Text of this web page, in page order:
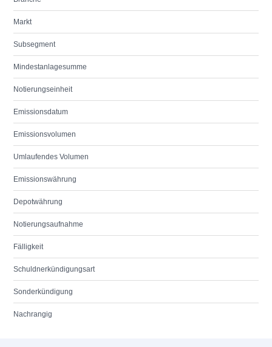
Markt
Subsegment
Mindestanlagesumme
Notierungseinheit
Emissionsdatum
Emissionsvolumen
Umlaufendes Volumen
Emissionswährung
Depotwährung
Notierungsaufnahme
Fälligkeit
Schuldnerkündigungsart
Sonderkündigung
Nachrangig